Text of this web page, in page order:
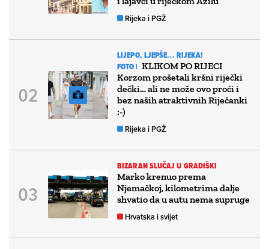
Rijeka i PGŽ
LIJEPO, LJEPŠE... RIJEKA!
FOTO | KLIKOM PO RIJECI
Korzom prošetali kršni riječki
dečki… ali ne može ovo proći i
bez naših atraktivnih Riječanki
:-)
Rijeka i PGŽ
BIZARAN SLUČAJ U GRADIŠKI
Marko krenuo prema
Njemačkoj, kilometrima dalje
shvatio da u autu nema supruge
Hrvatska i svijet